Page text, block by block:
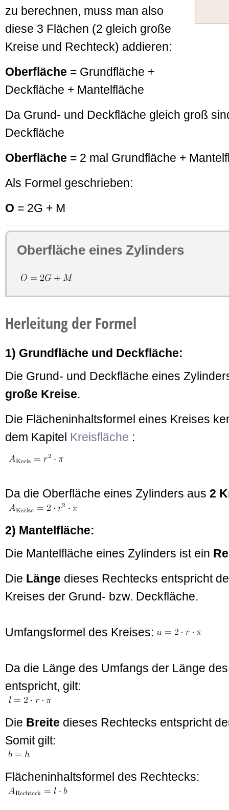
zu berechnen, muss man also
diese 3 Flächen (2 gleich große
Kreise und Rechteck) addieren:
Oberfläche = Grundfläche +
Deckfläche + Mantelfläche
Da Grund- und Deckfläche gleich groß
Deckfläche
Oberfläche = 2 mal Grundfläche +
Als Formel geschrieben:
O = 2G + M
Oberfläche eines Zylinders
Herleitung der Formel
1) Grundfläche und Deckfläche:
Die Grund- und Deckfläche eines
große Kreise.
Die Flächeninhaltsformel eines Kreises
dem Kapitel Kreisfläche :
Da die Oberfläche eines Zylinders aus 2
2) Mantelfläche:
Die Mantelfläche eines Zylinders ist ein
Die Länge dieses Rechtecks entspricht
Kreises der Grund- bzw. Deckfläche.
Umfangsformel des Kreises:
Da die Länge des Umfangs der Länge
entspricht, gilt:
Die Breite dieses Rechtecks entspricht
Somit gilt:
Flächeninhaltsformel des Rechtecks: